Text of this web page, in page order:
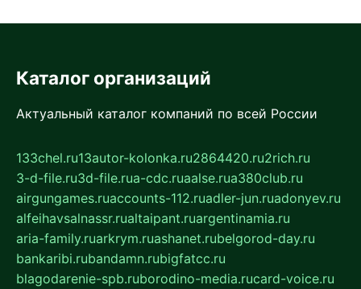
Каталог организаций
Актуальный каталог компаний по всей России
133chel.ru13autor-kolonka.ru2864420.ru2rich.ru
3-d-file.ru3d-file.rua-cdc.ruaalse.rua380club.ru
airgungames.ruaccounts-112.ruadler-jun.ruadonyev.ru
alfeihavsalnassr.rualtaipant.ruargentinamia.ru
aria-family.ruarkrym.ruashanet.rubelgorod-day.ru
bankaribi.rubandamn.rubigfatcc.ru
blagodarenie-spb.ruborodino-media.rucard-voice.ru